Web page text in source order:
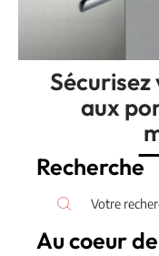
Sécurisez
aux
Recherche
Au coeur